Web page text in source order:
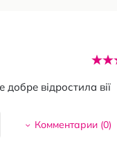
відростила вії
Комментарии (0)